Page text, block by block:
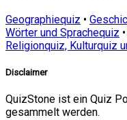
Geographiequiz •
Wörter und Sprachequiz •
Religionquiz, Kulturquiz
Disclaimer
QuizStone ist ein Quiz
gesammelt werden.